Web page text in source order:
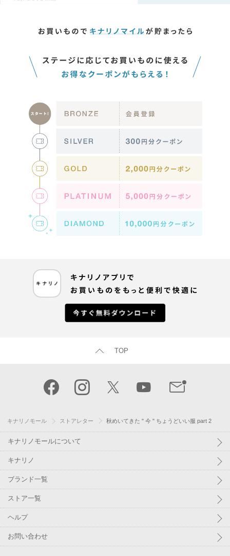
TOP
キナリノモール ストアレター 秋めいてきた " 今 " ちょうどいい服 part 2
キナリノモールについて
キナリノ
ブランド一覧
ストア一覧
ヘルプ
お問い合わせ